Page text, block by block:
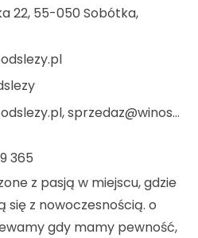
22, 55-050 Sobótka,
biuro@winospodslezy.pl, sprzedaz@winospodslezy.pl
365
z pasją w miejscu, gdzie
się z nowoczesnością. o
gdy mamy pewność,